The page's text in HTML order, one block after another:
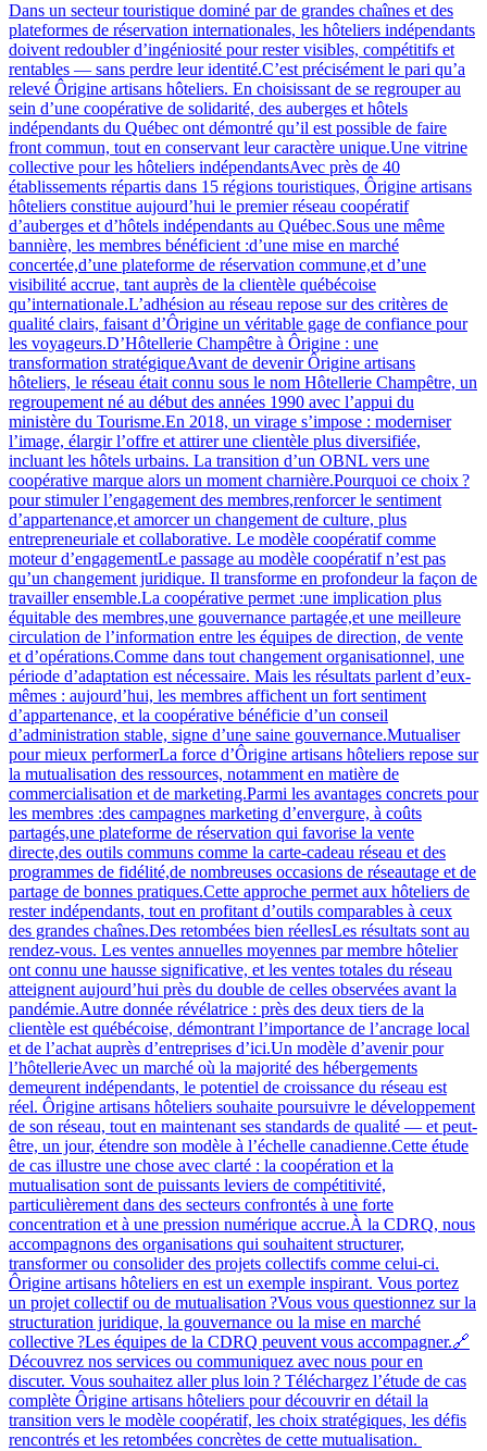
Dans un secteur touristique dominé par de grandes chaînes et des
plateformes de réservation internationales, les hôteliers indépendants
doivent redoubler d’ingéniosité pour rester visibles, compétitifs et
rentables — sans perdre leur identité.C’est précisément le pari qu’a
relevé Ôrigine artisans hôteliers. En choisissant de se regrouper au
sein d’une coopérative de solidarité, des auberges et hôtels
indépendants du Québec ont démontré qu’il est possible de faire
front commun, tout en conservant leur caractère unique.Une vitrine
collective pour les hôteliers indépendantsAvec près de 40
établissements répartis dans 15 régions touristiques, Ôrigine artisans
hôteliers constitue aujourd’hui le premier réseau coopératif
d’auberges et d’hôtels indépendants au Québec.Sous une même
bannière, les membres bénéficient :d’une mise en marché
concertée,d’une plateforme de réservation commune,et d’une
visibilité accrue, tant auprès de la clientèle québécoise
qu’internationale.L’adhésion au réseau repose sur des critères de
qualité clairs, faisant d’Ôrigine un véritable gage de confiance pour
les voyageurs.D’Hôtellerie Champêtre à Ôrigine : une
transformation stratégiqueAvant de devenir Ôrigine artisans
hôteliers, le réseau était connu sous le nom Hôtellerie Champêtre, un
regroupement né au début des années 1990 avec l’appui du
ministère du Tourisme.En 2018, un virage s’impose : moderniser
l’image, élargir l’offre et attirer une clientèle plus diversifiée,
incluant les hôtels urbains. La transition d’un OBNL vers une
coopérative marque alors un moment charnière.Pourquoi ce choix ?
pour stimuler l’engagement des membres,renforcer le sentiment
d’appartenance,et amorcer un changement de culture, plus
entrepreneuriale et collaborative. Le modèle coopératif comme
moteur d’engagementLe passage au modèle coopératif n’est pas
qu’un changement juridique. Il transforme en profondeur la façon de
travailler ensemble.La coopérative permet :une implication plus
équitable des membres,une gouvernance partagée,et une meilleure
circulation de l’information entre les équipes de direction, de vente
et d’opérations.Comme dans tout changement organisationnel, une
période d’adaptation est nécessaire. Mais les résultats parlent d’eux-
mêmes : aujourd’hui, les membres affichent un fort sentiment
d’appartenance, et la coopérative bénéficie d’un conseil
d’administration stable, signe d’une saine gouvernance.Mutualiser
pour mieux performerLa force d’Ôrigine artisans hôteliers repose sur
la mutualisation des ressources, notamment en matière de
commercialisation et de marketing.Parmi les avantages concrets pour
les membres :des campagnes marketing d’envergure, à coûts
partagés,une plateforme de réservation qui favorise la vente
directe,des outils communs comme la carte-cadeau réseau et des
programmes de fidélité,de nombreuses occasions de réseautage et de
partage de bonnes pratiques.Cette approche permet aux hôteliers de
rester indépendants, tout en profitant d’outils comparables à ceux
des grandes chaînes.Des retombées bien réellesLes résultats sont au
rendez-vous. Les ventes annuelles moyennes par membre hôtelier
ont connu une hausse significative, et les ventes totales du réseau
atteignent aujourd’hui près du double de celles observées avant la
pandémie.Autre donnée révélatrice : près des deux tiers de la
clientèle est québécoise, démontrant l’importance de l’ancrage local
et de l’achat auprès d’entreprises d’ici.Un modèle d’avenir pour
l’hôtellerieAvec un marché où la majorité des hébergements
demeurent indépendants, le potentiel de croissance du réseau est
réel. Ôrigine artisans hôteliers souhaite poursuivre le développement
de son réseau, tout en maintenant ses standards de qualité — et peut-
être, un jour, étendre son modèle à l’échelle canadienne.Cette étude
de cas illustre une chose avec clarté : la coopération et la
mutualisation sont de puissants leviers de compétitivité,
particulièrement dans des secteurs confrontés à une forte
concentration et à une pression numérique accrue.À la CDRQ, nous
accompagnons des organisations qui souhaitent structurer,
transformer ou consolider des projets collectifs comme celui-ci.
Ôrigine artisans hôteliers en est un exemple inspirant. Vous portez
un projet collectif ou de mutualisation ?Vous vous questionnez sur la
structuration juridique, la gouvernance ou la mise en marché
collective ?Les équipes de la CDRQ peuvent vous accompagner.🔗
Découvrez nos services ou communiquez avec nous pour en
discuter. Vous souhaitez aller plus loin ? Téléchargez l’étude de cas
complète Ôrigine artisans hôteliers pour découvrir en détail la
transition vers le modèle coopératif, les choix stratégiques, les défis
rencontrés et les retombées concrètes de cette mutualisation.